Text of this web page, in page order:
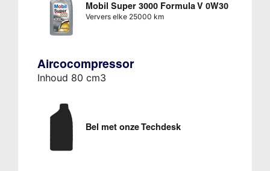
Mobil Super 3000 Formula V 0W30
Ververs elke 25000 km
Aircocompressor
Inhoud 80 cm3
Bel met onze Techdesk